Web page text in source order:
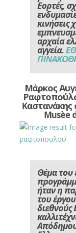
Εορτές,
κινήσεις
αρχαία
αγγεία.
Μάρκος
Καστανάκης
Musèe
Θέμα του
ήταν η
του
διεθνούς